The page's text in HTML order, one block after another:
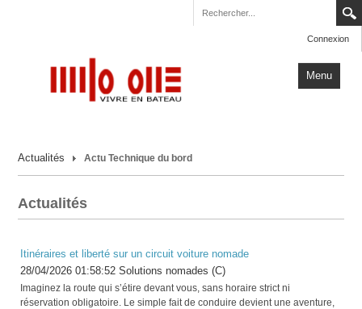
Connexion
Menu
Carnets de Voyage
Actualités
Plus
Actualités Actu Technique du bord
Actualités
Itinéraires et liberté sur un circuit voiture nomade
28/04/2026 01:58:52 Solutions nomades (C)
Imaginez la route qui s’étire devant vous, sans horaire strict ni
réservation obligatoire. Le simple fait de conduire devient une aventure,